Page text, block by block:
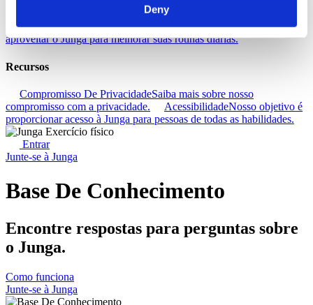
Deny
Aprenda a tirar o máximo proveito da sua
experiência Junga.
ConectarVamos conversar sobre maneiras de
aproveitar o Junga para melhorar suas rotinas diárias.
Recursos
Compromisso De PrivacidadeSaiba mais sobre nosso
compromisso com a privacidade.
AcessibilidadeNosso objetivo é
proporcionar acesso à Junga para pessoas de todas as habilidades.
Entrar
Junte-se à Junga
Base De Conhecimento
Encontre respostas para perguntas sobre
o Junga.
Como funciona
Junte-se à Junga